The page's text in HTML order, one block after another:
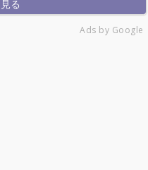
Ads by Google